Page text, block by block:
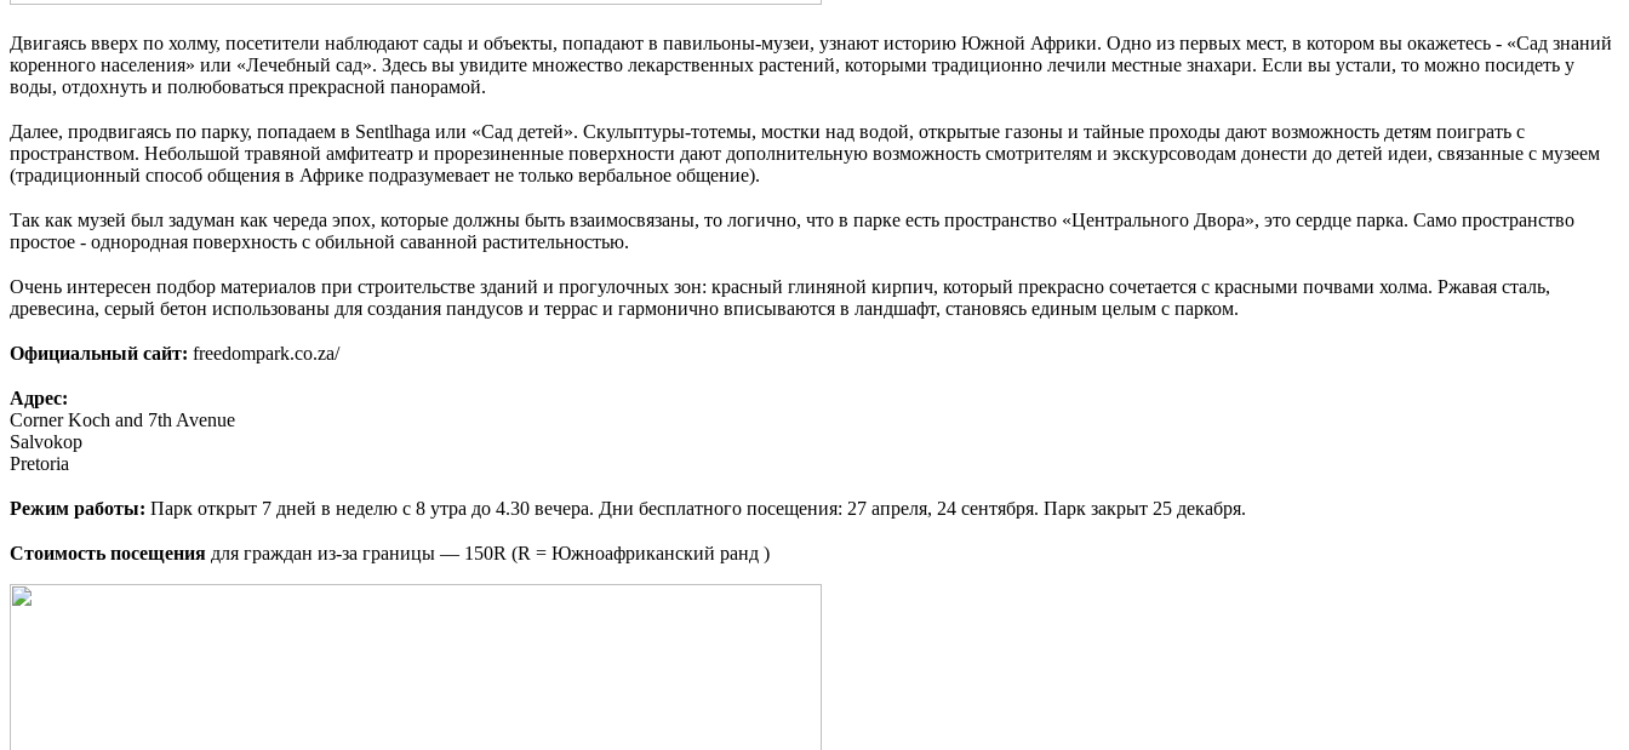
Двигаясь вверх по холму, посетители наблюдают сады и объекты, попадают в павильоны-музеи, узнают историю Южной Африки. Одно из первых мест, в котором вы окажетесь - «Сад знаний
коренного населения» или «Лечебный сад». Здесь вы увидите множество лекарственных растений, которыми традиционно лечили местные знахари. Если вы устали, то можно посидеть у
воды, отдохнуть и полюбоваться прекрасной панорамой.
Далее, продвигаясь по парку, попадаем в Sentlhaga или «Сад детей». Скульптуры-тотемы, мостки над водой, открытые газоны и тайные проходы дают возможность детям поиграть с
пространством. Небольшой травяной амфитеатр и прорезиненные поверхности дают дополнительную возможность смотрителям и экскурсоводам донести до детей идеи, связанные с музеем
(традиционный способ общения в Африке подразумевает не только вербальное общение).
Так как музей был задуман как череда эпох, которые должны быть взаимосвязаны, то логично, что в парке есть пространство «Центрального Двора», это сердце парка. Само пространство
простое - однородная поверхность с обильной саванной растительностью.
Очень интересен подбор материалов при строительстве зданий и прогулочных зон: красный глиняной кирпич, который прекрасно сочетается с красными почвами холма. Ржавая сталь,
древесина, серый бетон использованы для создания пандусов и террас и гармонично вписываются в ландшафт, становясь единым целым с парком.
Официальный сайт: freedompark.co.za/
Адрес:
Corner Koch and 7th Avenue
Salvokop
Pretoria
Режим работы: Парк открыт 7 дней в неделю с 8 утра до 4.30 вечера. Дни бесплатного посещения: 27 апреля, 24 сентября. Парк закрыт 25 декабря.
Стоимость посещения для граждан из-за границы — 150R (R = Южноафриканский ранд )